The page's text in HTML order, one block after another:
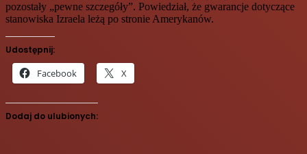
pozostały „pewne szczegóły”. Powiedział, że gwarancje dotyczące
stanowiska Izraela leżą po stronie Amerykanów.
Udostępnij:
Facebook X
Dodaj do ulubionych: